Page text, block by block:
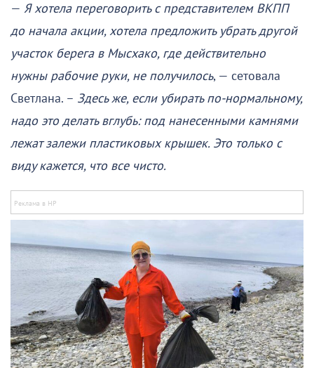
— Я хотела переговорить с представителем ВКПП
до начала акции, хотела предложить убрать другой
участок берега в Мысхако, где действительно
нужны рабочие руки, не получилось, — сетовала
Светлана. – Здесь же, если убирать по-нормальному,
надо это делать вглубь: под нанесенными камнями
лежат залежи пластиковых крышек. Это только с
виду кажется, что все чисто.